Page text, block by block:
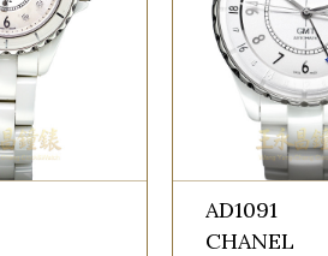
AD1091
CHANEL